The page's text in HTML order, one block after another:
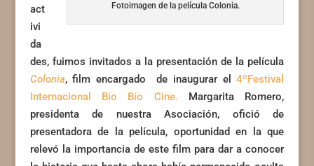
Fotoimagen de la película Colonia.
act
ivi
da
des, fuimos invitados a la presentación de la película
Colonia, film encargado de inaugurar el4ºFestival
Internacional Bío Bío Cine. Margarita Romero,
presidenta de nuestra Asociación, ofició de
presentadora de la película, oportunidad en la que
relevó la importancia de este film para dar a conocer